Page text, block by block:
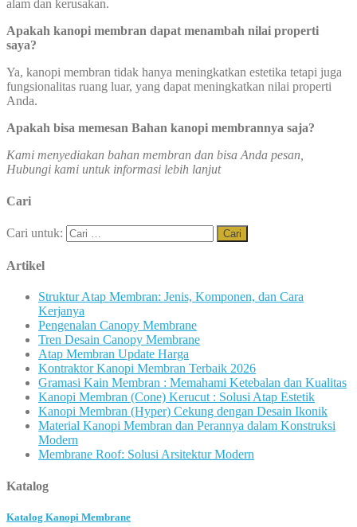
alam dan kerusakan.
Apakah kanopi membran dapat menambah nilai properti
saya?
Ya, kanopi membran tidak hanya meningkatkan estetika tetapi juga
fungsionalitas ruang luar, yang dapat meningkatkan nilai properti
Anda.
Apakah bisa memesan Bahan kanopi membrannya saja?
Kami menyediakan bahan membran dan bisa Anda pesan,
Hubungi kami untuk informasi lebih lanjut
Cari
Cari untuk:
Artikel
Struktur Atap Membran: Jenis, Komponen, dan Cara
Kerjanya
Pengenalan Canopy Membrane
Tren Desain Canopy Membrane
Atap Membran Update Harga
Kontraktor Kanopi Membran Terbaik 2026
Gramasi Kain Membran : Memahami Ketebalan dan Kualitas
Kanopi Membran (Cone) Kerucut : Solusi Atap Estetik
Kanopi Membran (Hyper) Cekung dengan Desain Ikonik
Material Kanopi Membran dan Perannya dalam Konstruksi
Modern
Membrane Roof: Solusi Arsitektur Modern
Katalog
Katalog Kanopi Membrane